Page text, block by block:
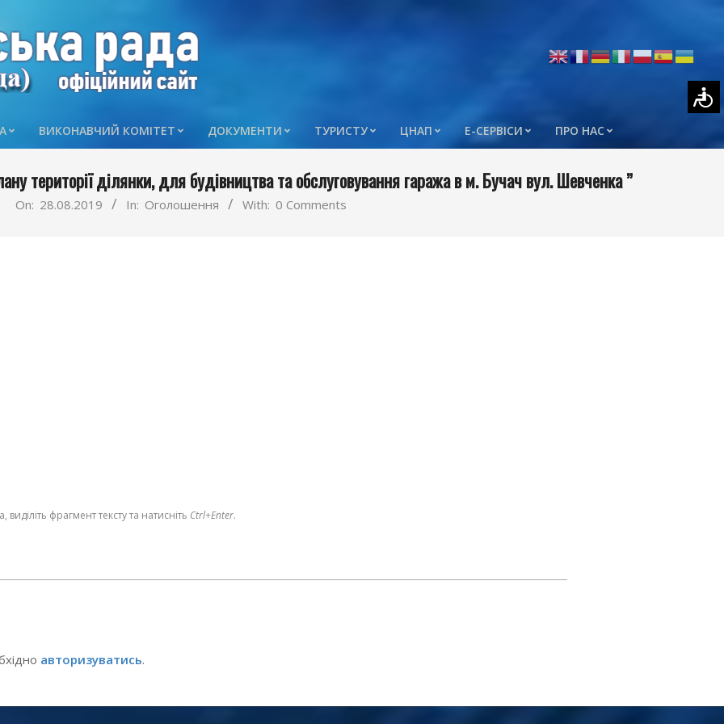
Primary
Menu
ВИКОНАВЧИЙ КОМІТЕТ ДОКУМЕНТИ ТУРИСТУ ЦНАП Е-СЕРВІСИ ПРО НАС
території ділянки, для будівництва та обслуговування гаража в м. Бучач вул. Шевченка ”
On: 28.08.2019 In: Оголошення With: 0 Comments
фрагмент тексту та натисніть Ctrl+Enter.
авторизуватись.